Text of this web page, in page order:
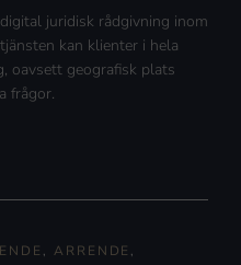
juridisk rådgivning inom
kan klienter i hela
oavsett geografisk plats
frågor.
, ARRENDE ,